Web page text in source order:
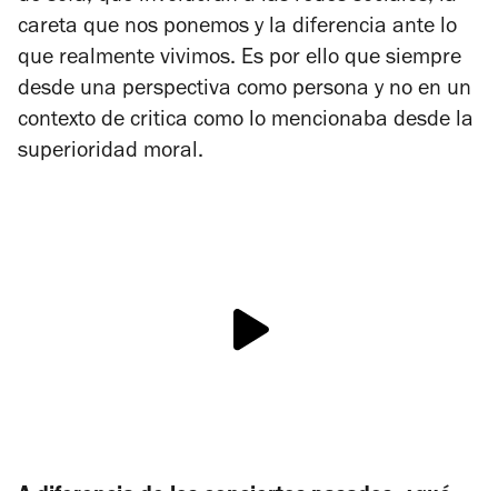
careta que nos ponemos y la diferencia ante lo
que realmente vivimos. Es por ello que siempre
desde una perspectiva como persona y no en un
contexto de critica como lo mencionaba desde la
superioridad moral.